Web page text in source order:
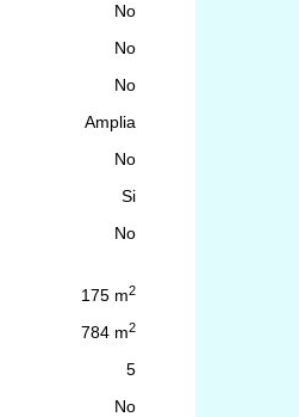
No
No
No
Amplia
No
Si
No
175 m2
784 m2
5
No